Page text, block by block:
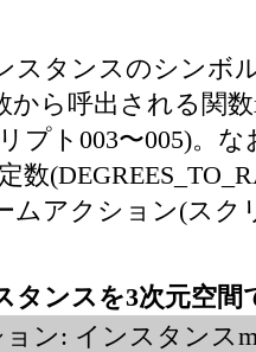
スタンスのシンボ
ら呼出される関
プト003〜005)。
数
ムアクション(スク
タンスを3次元空間
ン: インスタンス